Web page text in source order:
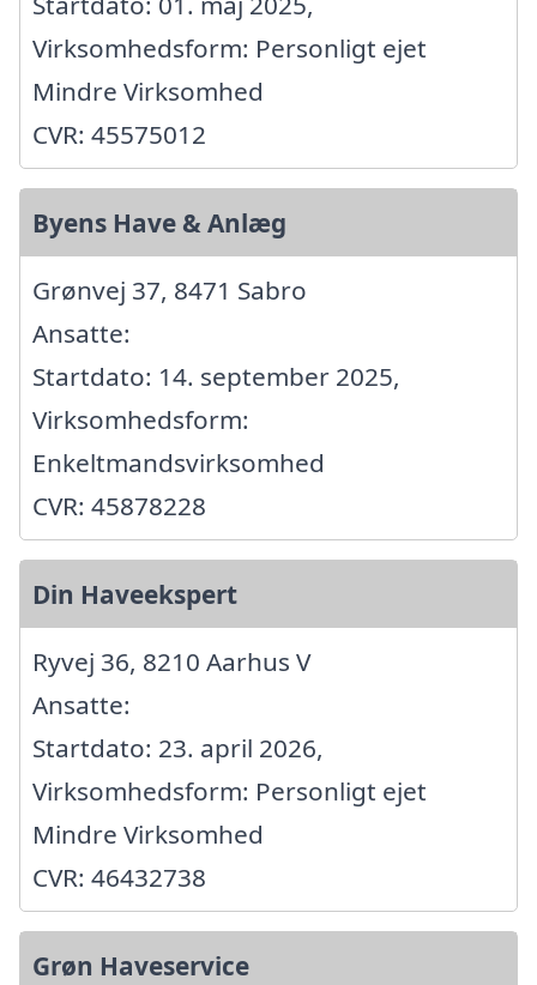
Virksomhedsform: Personligt ejet
Mindre Virksomhed
CVR: 45575012
Byens Have & Anlæg
Grønvej 37, 8471 Sabro
Ansatte:
Startdato: 14. september 2025,
Virksomhedsform:
Enkeltmandsvirksomhed
CVR: 45878228
Din Haveekspert
Ryvej 36, 8210 Aarhus V
Ansatte:
Startdato: 23. april 2026,
Virksomhedsform: Personligt ejet
Mindre Virksomhed
CVR: 46432738
Grøn Haveservice